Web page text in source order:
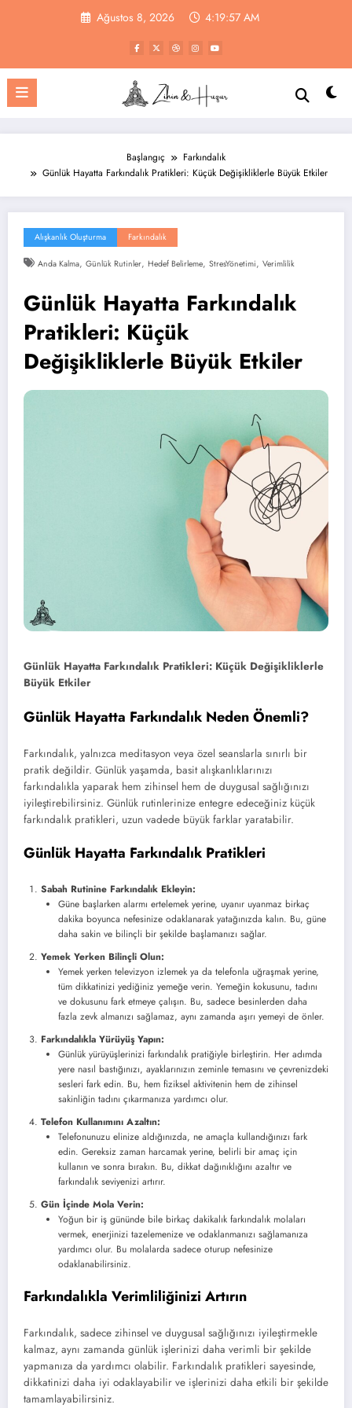
Ağustos 8, 2026 4:19:58 AM
Başlangıç
Farkındalık
Günlük Hayatta Farkındalık Pratikleri: Küçük Değişikliklerle Büyük Etkiler
Alışkanlık Oluşturma Farkındalık
Anda Kalma, Günlük Rutinler, Hedef Belirleme, StresYönetimi, Verimlilik
Günlük Hayatta Farkındalık
Pratikleri: Küçük
Değişikliklerle Büyük Etkiler
Günlük Hayatta Farkındalık Pratikleri: Küçük Değişikliklerle
Büyük Etkiler
Günlük Hayatta Farkındalık Neden Önemli?
Farkındalık, yalnızca meditasyon veya özel seanslarla sınırlı bir
pratik değildir. Günlük yaşamda, basit alışkanlıklarınızı
farkındalıkla yaparak hem zihinsel hem de duygusal sağlığınızı
iyileştirebilirsiniz. Günlük rutinlerinize entegre edeceğiniz küçük
farkındalık pratikleri, uzun vadede büyük farklar yaratabilir.
Günlük Hayatta Farkındalık Pratikleri
Sabah Rutinine Farkındalık Ekleyin:
Güne başlarken alarmı ertelemek yerine, uyanır uyanmaz birkaç
dakika boyunca nefesinize odaklanarak yatağınızda kalın. Bu, güne
daha sakin ve bilinçli bir şekilde başlamanızı sağlar.
Yemek Yerken Bilinçli Olun:
Yemek yerken televizyon izlemek ya da telefonla uğraşmak yerine,
tüm dikkatinizi yediğiniz yemeğe verin. Yemeğin kokusunu, tadını
ve dokusunu fark etmeye çalışın. Bu, sadece besinlerden daha
fazla zevk almanızı sağlamaz, aynı zamanda aşırı yemeyi de önler.
Farkındalıkla Yürüyüş Yapın:
Günlük yürüyüşlerinizi farkındalık pratiğiyle birleştirin. Her adımda
yere nasıl bastığınızı, ayaklarınızın zeminle temasını ve çevrenizdeki
sesleri fark edin. Bu, hem fiziksel aktivitenin hem de zihinsel
sakinliğin tadını çıkarmanıza yardımcı olur.
Telefon Kullanımını Azaltın:
Telefonunuzu elinize aldığınızda, ne amaçla kullandığınızı fark
edin. Gereksiz zaman harcamak yerine, belirli bir amaç için
kullanın ve sonra bırakın. Bu, dikkat dağınıklığını azaltır ve
farkındalık seviyenizi artırır.
Gün İçinde Mola Verin:
Yoğun bir iş gününde bile birkaç dakikalık farkındalık molaları
vermek, enerjinizi tazelemenize ve odaklanmanızı sağlamanıza
yardımcı olur. Bu molalarda sadece oturup nefesinize
odaklanabilirsiniz.
Farkındalıkla Verimliliğinizi Artırın
Farkındalık, sadece zihinsel ve duygusal sağlığınızı iyileştirmekle
kalmaz, aynı zamanda günlük işlerinizi daha verimli bir şekilde
yapmanıza da yardımcı olabilir. Farkındalık pratikleri sayesinde,
dikkatinizi daha iyi odaklayabilir ve işlerinizi daha etkili bir şekilde
tamamlayabilirsiniz.